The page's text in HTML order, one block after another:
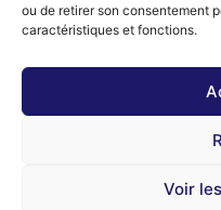
ou de retirer son consentement
caractéristiques et fonctions.
Voir
Média Kit 2026
Abonnez-vous à la
régulièrement nos